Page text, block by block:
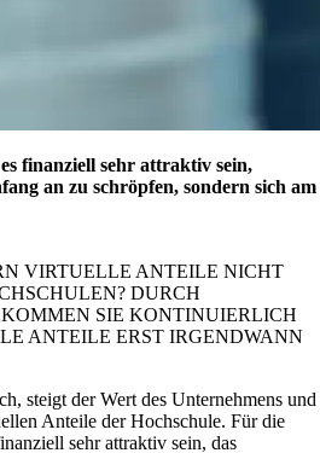
finanziell sehr attraktiv sein,
an zu schröpfen, sondern sich am
VIRTUELLE ANTEILE NICHT
DURCH
SIE KONTINUIERLICH
ANTEILE ERST IRGENDWANN
steigt der Wert des Unternehmens und
Anteile der Hochschule. Für die
sehr attraktiv sein, das